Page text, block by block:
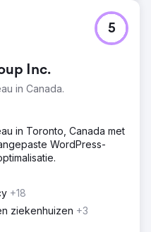
Inc.
in Canada.
5
in Toronto, Canada met
WordPress-
+18
ziekenhuizen +3